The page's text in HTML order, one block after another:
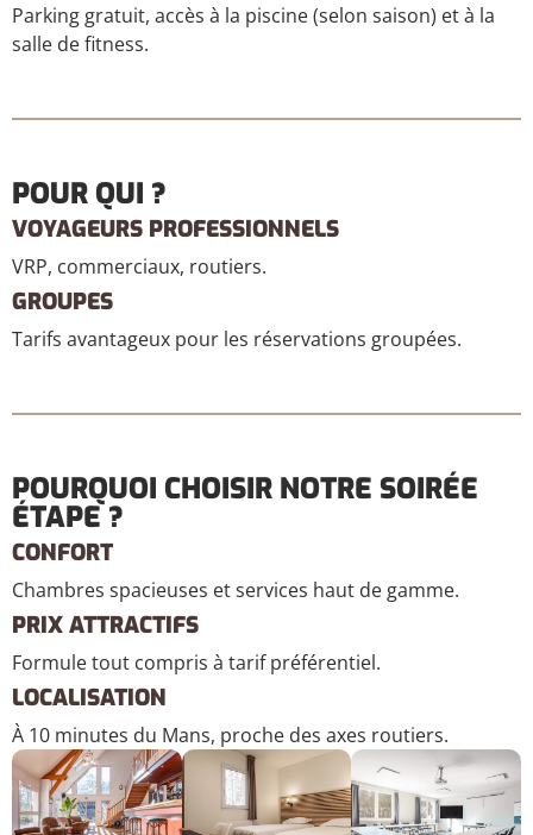
Parking gratuit, accès à la piscine (selon saison) et à la
salle de fitness.
POUR QUI ?
VOYAGEURS PROFESSIONNELS
VRP, commerciaux, routiers.
GROUPES
Tarifs avantageux pour les réservations groupées.
POURQUOI CHOISIR NOTRE SOIRÉE
ÉTAPE ?
CONFORT
Chambres spacieuses et services haut de gamme.
PRIX ATTRACTIFS
Formule tout compris à tarif préférentiel.
LOCALISATION
À 10 minutes du Mans, proche des axes routiers.